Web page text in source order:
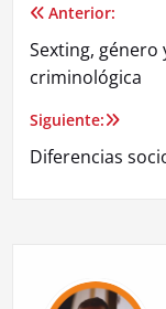
de
entradas
Anterior:
Sexting, género
criminológica
Siguiente:
Diferencias